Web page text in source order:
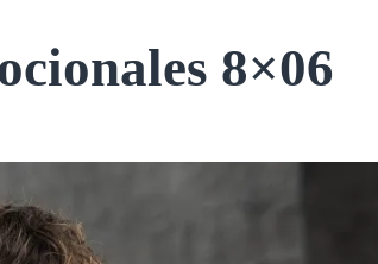
8×06